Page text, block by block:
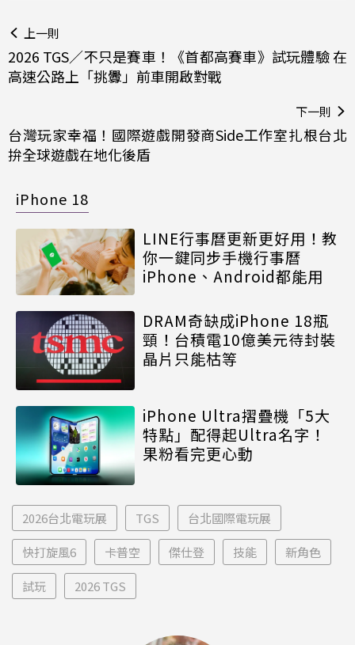
上一則
2026 TGS／不只是賽車！《首都高賽車》試玩體驗 在
高速公路上「挑釁」前車開啟對戰
下一則
台灣玩家幸福！國際遊戲開發商Side工作室扎根台北
拚全球遊戲在地化後盾
iPhone 18
LINE行事曆更新更好用！教
你一鍵同步手機行事曆
iPhone、Android都能用
DRAM奇缺成iPhone 18瓶
頸！台積電10億美元待封裝
晶片只能枯等
iPhone Ultra摺疊機「5大
特點」配得起Ultra名字！
果粉看完更心動
2026台北電玩展 TGS 台北國際電玩展
快打旋風6 卡普空 傑仕登 技能 新角色
試玩 2026 TGS